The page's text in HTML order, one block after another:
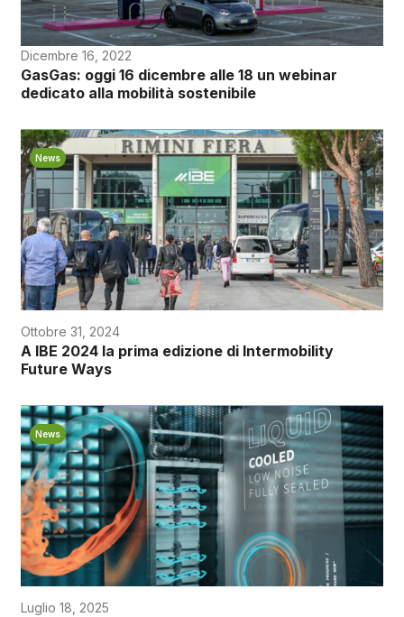
Dicembre 16, 2022
GasGas: oggi 16 dicembre alle 18 un webinar
dedicato alla mobilità sostenibile
News
Ottobre 31, 2024
A IBE 2024 la prima edizione di Intermobility
Future Ways
News
Luglio 18, 2025